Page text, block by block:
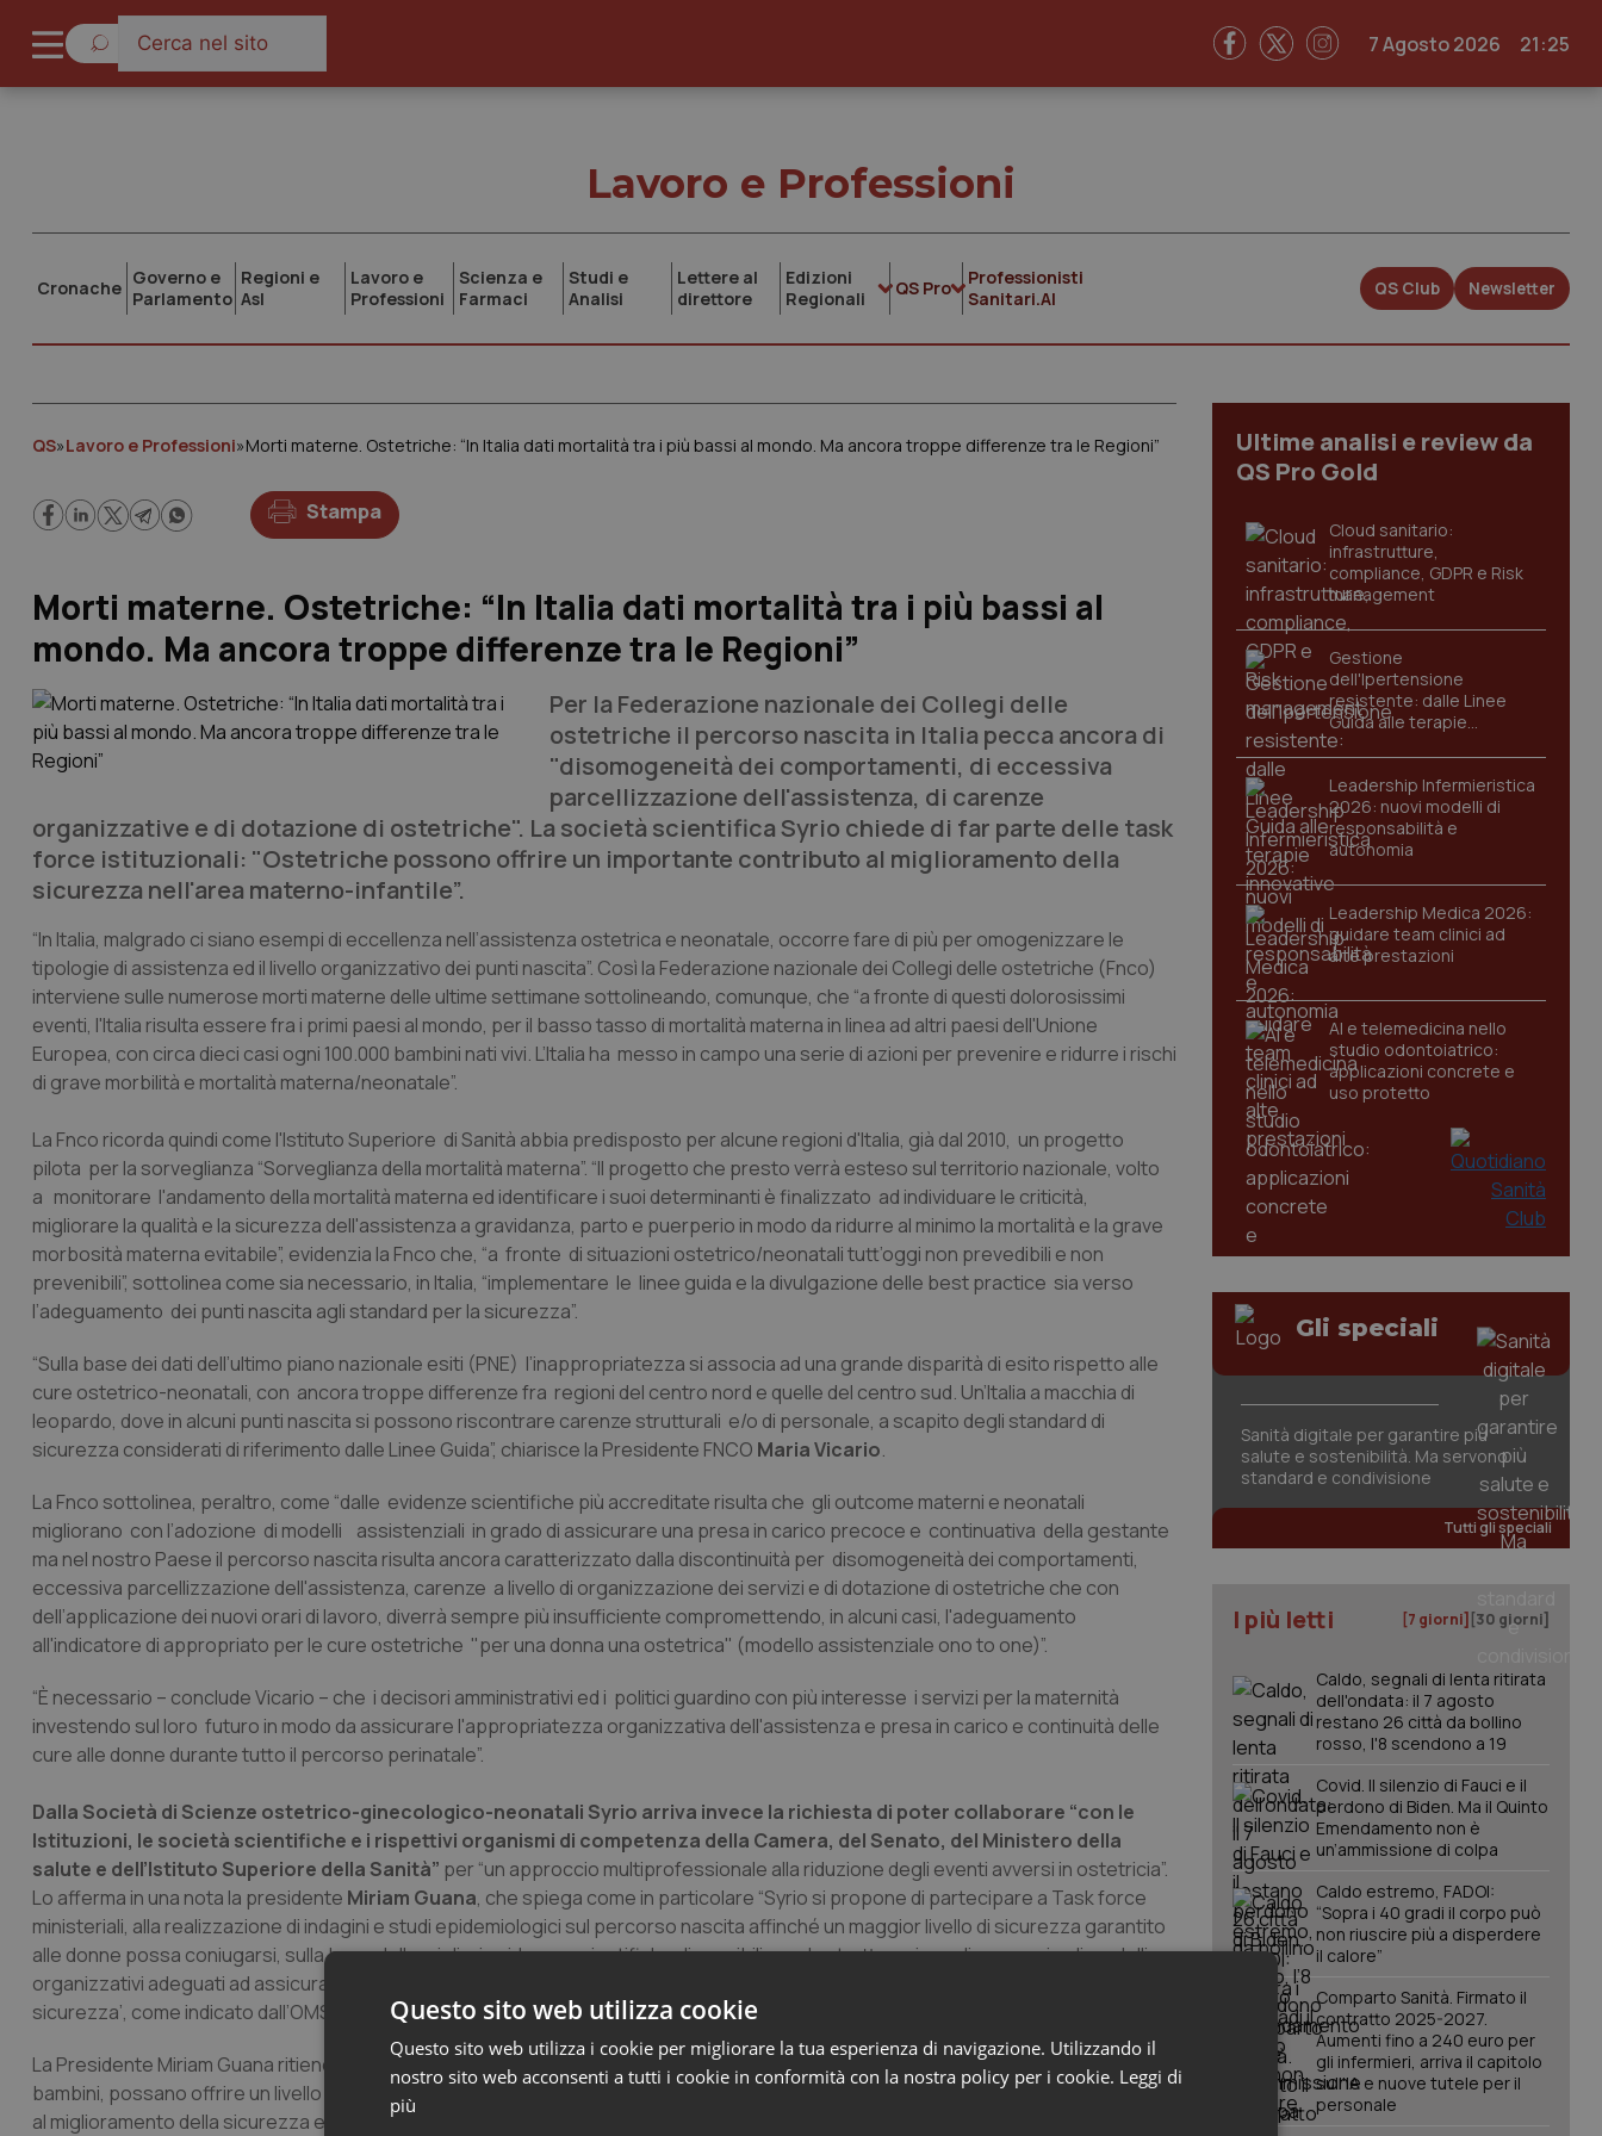
7 Agosto 2026 21:25
Lavoro e Professioni
Cronache Governo e
Parlamento
Regioni e
Asl
Lavoro e
Professioni
Scienza e
Farmaci
Studi e
Analisi
Lettere al
direttore
Edizioni
Regionali
QS Pro
Professionisti
Sanitari.AI
QS Club Newsletter
QS»Lavoro e Professioni»Morti materne. Ostetriche: “In Italia dati mortalità tra i più bassi al mondo. Ma ancora troppe differenze tra le Regioni”
Stampa
Morti materne. Ostetriche: “In Italia dati mortalità tra i più bassi al
mondo. Ma ancora troppe differenze tra le Regioni”
Per la Federazione nazionale dei Collegi delle
ostetriche il percorso nascita in Italia pecca ancora di
"disomogeneità dei comportamenti, di eccessiva
parcellizzazione dell'assistenza, di carenze
organizzative e di dotazione di ostetriche". La società scientifica Syrio chiede di far parte delle task
force istituzionali: "Ostetriche possono offrire un importante contributo al miglioramento della
sicurezza nell'area materno-infantile”.
“In Italia, malgrado ci siano esempi di eccellenza nell’assistenza ostetrica e neonatale, occorre fare di più per omogenizzare le
tipologie di assistenza ed il livello organizzativo dei punti nascita”. Così la Federazione nazionale dei Collegi delle ostetriche (Fnco)
interviene sulle numerose morti materne delle ultime settimane sottolineando, comunque, che “a fronte di questi dolorosissimi
eventi, l'Italia risulta essere fra i primi paesi al mondo, per il basso tasso di mortalità materna in linea ad altri paesi dell'Unione
Europea, con circa dieci casi ogni 100.000 bambini nati vivi. L’Italia ha messo in campo una serie di azioni per prevenire e ridurre i rischi
di grave morbilità e mortalità materna/neonatale”.
La Fnco ricorda quindi come l'Istituto Superiore di Sanità abbia predisposto per alcune regioni d'Italia, già dal 2010, un progetto
pilota per la sorveglianza “Sorveglianza della mortalità materna”. “Il progetto che presto verrà esteso sul territorio nazionale, volto
a monitorare l'andamento della mortalità materna ed identificare i suoi determinanti è finalizzato ad individuare le criticità,
migliorare la qualità e la sicurezza dell'assistenza a gravidanza, parto e puerperio in modo da ridurre al minimo la mortalità e la grave
morbosità materna evitabile”, evidenzia la Fnco che, “a fronte di situazioni ostetrico/neonatali tutt’oggi non prevedibili e non
prevenibili”, sottolinea come sia necessario, in Italia, “implementare le linee guida e la divulgazione delle best practice sia verso
l’adeguamento dei punti nascita agli standard per la sicurezza”.
“Sulla base dei dati dell’ultimo piano nazionale esiti (PNE) l’inappropriatezza si associa ad una grande disparità di esito rispetto alle
cure ostetrico-neonatali, con ancora troppe differenze fra regioni del centro nord e quelle del centro sud. Un’Italia a macchia di
leopardo, dove in alcuni punti nascita si possono riscontrare carenze strutturali e/o di personale, a scapito degli standard di
sicurezza considerati di riferimento dalle Linee Guida”, chiarisce la Presidente FNCO Maria Vicario.
La Fnco sottolinea, peraltro, come “dalle evidenze scientifiche più accreditate risulta che gli outcome materni e neonatali
migliorano con l’adozione di modelli assistenziali in grado di assicurare una presa in carico precoce e continuativa della gestante
ma nel nostro Paese il percorso nascita risulta ancora caratterizzato dalla discontinuità per disomogeneità dei comportamenti,
eccessiva parcellizzazione dell'assistenza, carenze a livello di organizzazione dei servizi e di dotazione di ostetriche che con
dell’applicazione dei nuovi orari di lavoro, diverrà sempre più insufficiente compromettendo, in alcuni casi, l'adeguamento
all'indicatore di appropriato per le cure ostetriche "per una donna una ostetrica" (modello assistenziale ono to one)”.
“È necessario – conclude Vicario – che i decisori amministrativi ed i politici guardino con più interesse i servizi per la maternità
investendo sul loro futuro in modo da assicurare l'appropriatezza organizzativa dell'assistenza e presa in carico e continuità delle
cure alle donne durante tutto il percorso perinatale”.
Dalla Società di Scienze ostetrico-ginecologico-neonatali Syrio arriva invece la richiesta di poter collaborare “con le
Istituzioni, le società scientifiche e i rispettivi organismi di competenza della Camera, del Senato, del Ministero della
salute e dell’Istituto Superiore della Sanità” per “un approccio multiprofessionale alla riduzione degli eventi avversi in ostetricia”.
Lo afferma in una nota la presidente Miriam Guana, che spiega come in particolare “Syrio si propone di partecipare a Task force
ministeriali, alla realizzazione di indagini e studi epidemiologici sul percorso nascita affinché un maggior livello di sicurezza garantito
alle donne possa coniugarsi, sulla base delle migliori evidenze scientifiche disponibili, con la strutturazione di percorsi e di modelli
organizzativi adeguati ad assicurare ‘la salute della madre e del neonato, con il minor livello possibile di intervento compatibile con la
sicurezza’, come indicato dall’OMS”.
La Presidente Miriam Guana ritiene, infatti, che “le ostetriche, quali garanti della promozione/tutela della salute delle donne e dei loro
bambini, possano offrire un livello di competenza appropriata ai bisogni di cura nei diversi livelli di necessità ed offrire un contributo
al miglioramento della sicurezza e della gestione del rischio clinico dell'area materno/infantile”.
Ultime analisi e review da
QS Pro Gold
Cloud sanitario:
infrastrutture,
compliance, GDPR e Risk
management
Gestione
dell'Ipertensione
resistente: dalle Linee
Guida alle terapie
innovative
Leadership Infermieristica
2026: nuovi modelli di
responsabilità e
autonomia
Leadership Medica 2026:
guidare team clinici ad
alte prestazioni
AI e telemedicina nello
studio odontoiatrico:
applicazioni concrete e
uso protetto
Gli speciali
Sanità digitale per garantire più
salute e sostenibilità. Ma servono
standard e condivisione
Tutti gli speciali
I più letti [7 giorni] [30 giorni]
Caldo, segnali di lenta ritirata
dell'ondata: il 7 agosto
restano 26 città da bollino
rosso, l'8 scendono a 19
Covid. Il silenzio di Fauci e il
perdono di Biden. Ma il Quinto
Emendamento non è
un’ammissione di colpa
Caldo estremo, FADOI:
“Sopra i 40 gradi il corpo può
non riuscire più a disperdere
il calore”
Comparto Sanità. Firmato il
contratto 2025-2027.
Aumenti fino a 240 euro per
gli infermieri, arriva il capitolo
sull'IA e nuove tutele per il
personale
Questo sito web utilizza cookie
Questo sito web utilizza i cookie per migliorare la tua esperienza di navigazione. Utilizzando il
nostro sito web acconsenti a tutti i cookie in conformità con la nostra policy per i cookie. Leggi di
più